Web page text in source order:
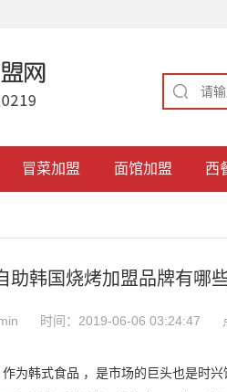
冒菜加盟 面馆加盟 西
助韩国烧烤加盟品牌有哪
时间：2019-06-06 03:24:47
为韩式食品 ，是市场的巨头也是时